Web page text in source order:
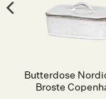
Butterdose
Broste